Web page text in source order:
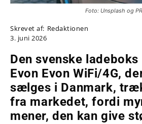
Foto: Unsplash og PR
Skrevet af: Redaktionen
3. juni 2026
Den svenske
Evon Evon WiFi/4G,
sælges i Danmark,
fra markedet, fordi
mener, den kan give